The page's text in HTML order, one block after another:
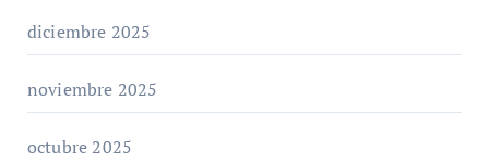
diciembre 2025
noviembre 2025
octubre 2025